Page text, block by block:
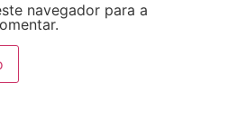
navegador para a